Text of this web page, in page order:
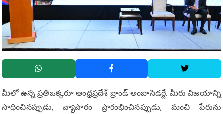
మీలో ఉన్న ప్రతిఒక్కరూ ఆంధ్రప్రదేశ్ బ్రాండ్ అంబాసిడర్లే. మీరు విజయాన్ని
సాధించినప్పుడు, వ్యాపారం ప్రారంభించినప్పుడు, మంచి పేరును